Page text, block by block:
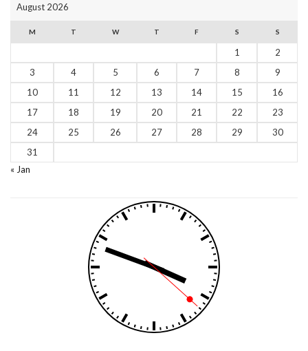
August 2026
M T W T F S S
1
2
3
4 5 6 7 8
9
10
11 12 13 14 15
16
17
18 19 20 21 22
23
24
25 26 27 28 29
30
31
« Jan